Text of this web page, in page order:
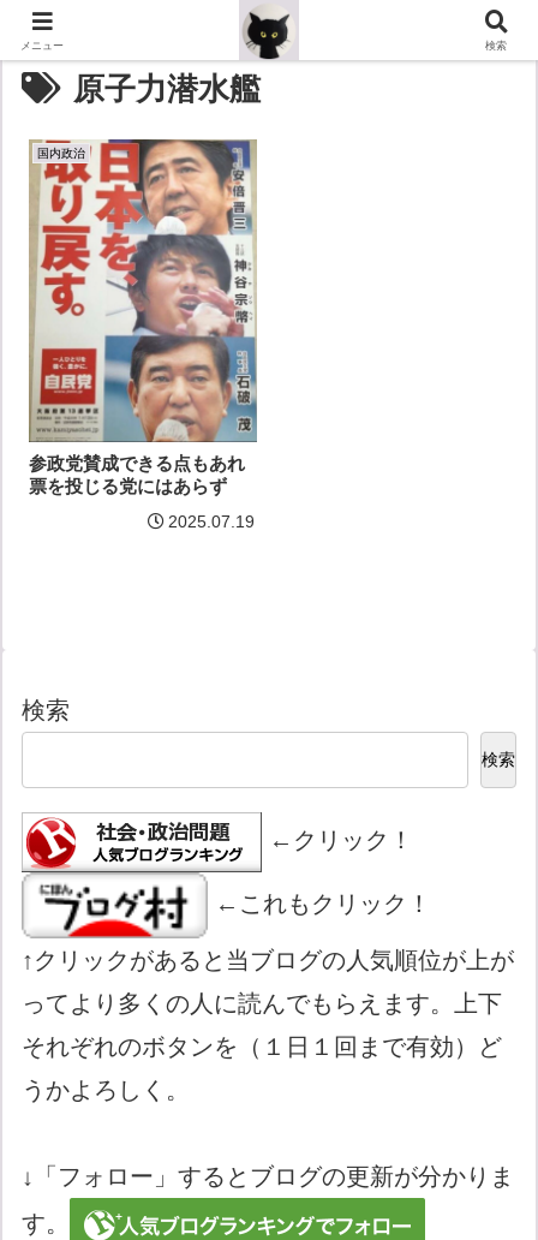
原子力潜水艦
国内政治
参政党賛成できる点もあれ
票を投じる党にはあらず
2025.07.19
検索
検索
←クリック！
←これもクリック！
↑クリックがあると当ブログの人気順位が上が
ってより多くの人に読んでもらえます。上下
それぞれのボタンを（１日１回まで有効）ど
うかよろしく。
↓「フォロー」するとブログの更新が分かりま
す。
メニュー 検索